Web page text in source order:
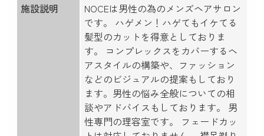
施設説明
NOCEは男性の為のメンズヘアサロン
です。 ハゲメン！ハゲてもイケてる
髪型のカットを得意としておりま
す。 コンプレックスをカバーするヘ
アスタイルの構築や、ファッション
などのビジュアルの提案もしており
ます。男性の悩み全般についての相
談やアドバイスもしております。 男
性専門の理容室です。 フェードカッ